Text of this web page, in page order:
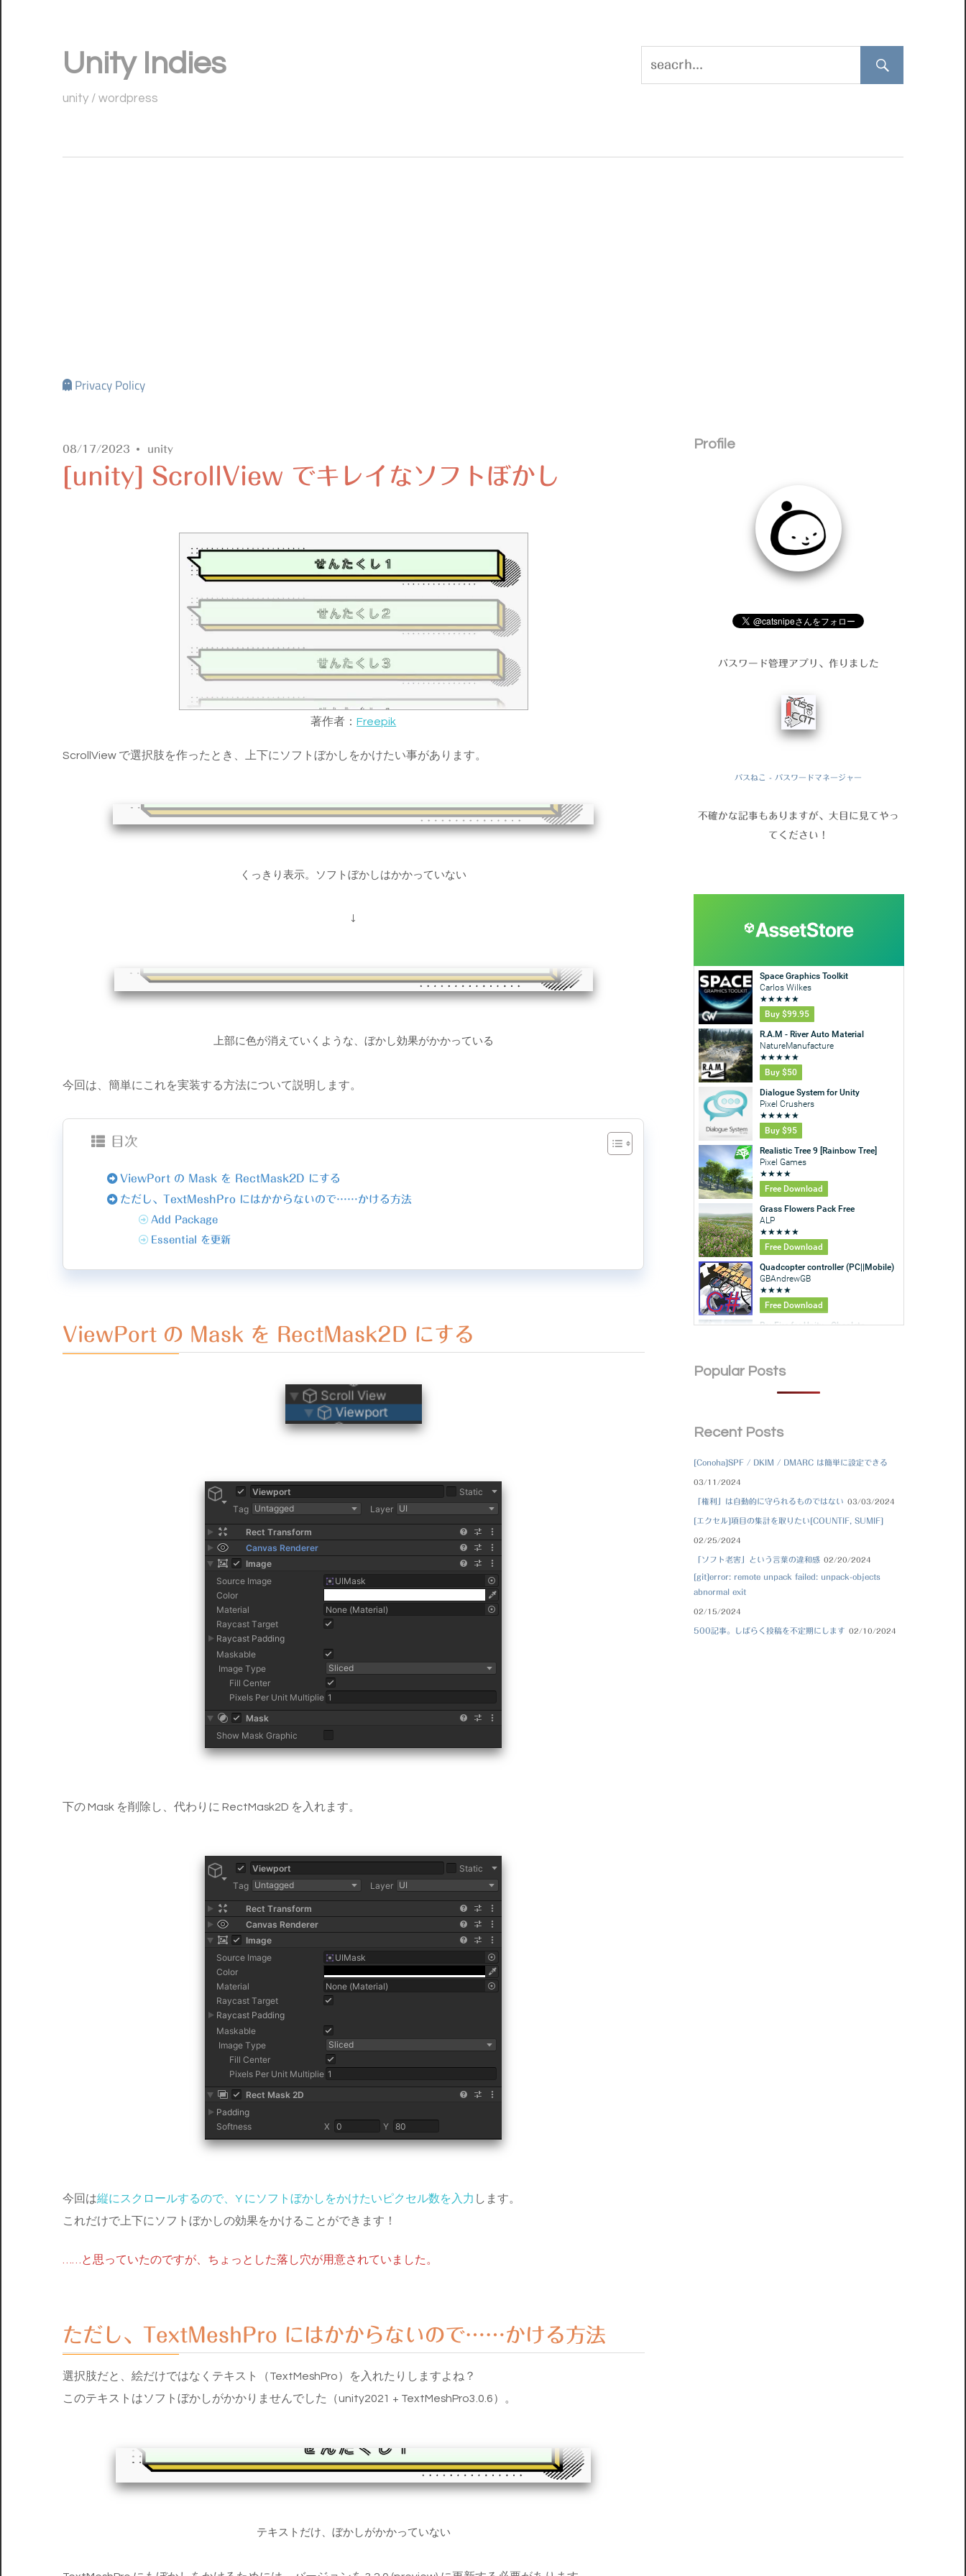
ス
Unity Indies
unity / wordpress
Privacy Policy
08/17/2023 unity
[unity] ScrollView でキレイなソフトぼかし
著作者：Freepik
ScrollView で選択肢を作ったとき、上下にソフトぼかしをかけたい事があります。
くっきり表示。ソフトぼかしはかかっていない
↓
上部に色が消えていくような、ぼかし効果がかかっている
今回は、簡単にこれを実装する方法について説明します。
目次
ViewPort の Mask を RectMask2D にする
ただし、TextMeshPro にはかからないので……かける方法
Add Package
Essential を更新
ViewPort の Mask を RectMask2D にする
下の Mask を削除し、代わりに RectMask2D を入れます。
今回は縦にスクロールするので、Y にソフトぼかしをかけたいピクセル数を入力 します。
これだけで上下にソフトぼかしの効果をかけることができます！
……と思っていたのですが、ちょっとした落し穴が用意されていました。
ただし、TextMeshPro にはかからないので……かける方法
選択肢だと、絵だけではなくテキスト（TextMeshPro）を入れたりしますよね？
このテキストはソフトぼかしがかかりませんでした（unity2021 + TextMeshPro3.0.6）。
テキストだけ、ぼかしがかかっていない
Profile
パスワード管理アプリ、作りました
パスねこ - パスワードマネージャー
不確かな記事もありますが、大目に見てやっ
てください！
Popular Posts
Recent Posts
[Conoha]SPF / DKIM / DMARC は簡単に設定できる
03/11/2024
「権利」は自動的に守られるものではない 03/03/2024
[エクセル]項目の集計を取りたい[COUNTIF, SUMIF]
02/25/2024
「ソフト老害」という言葉の違和感 02/20/2024
[git]error: remote unpack failed: unpack-objects
abnormal exit
02/15/2024
500記事。しばらく投稿を不定期にします 02/10/2024